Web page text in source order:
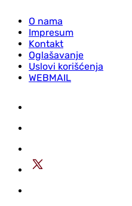
O nama
Impresum
Kontakt
Oglašavanje
Uslovi korišćenja
WEBMAIL